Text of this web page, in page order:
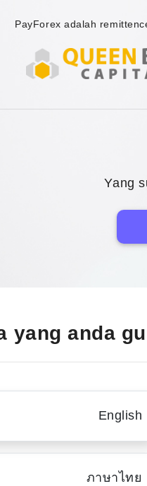
PayForex adalah
Yang
yang anda
English
ภาษาไทย